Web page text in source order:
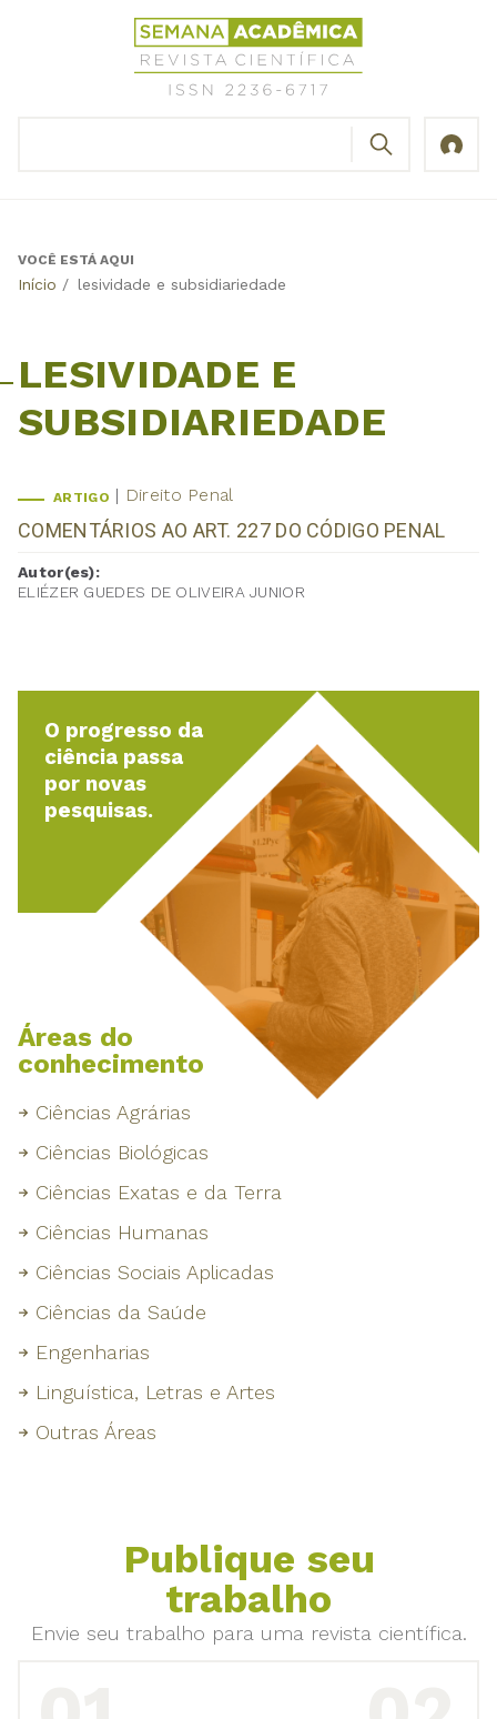
Revista
Científica
Semana
Back
VOCÊ ESTÁ AQUI
Início / lesividade e subsidiariedade
LESIVIDADE E
SUBSIDIARIEDADE
ARTIGO Direito Penal
COMENTÁRIOS AO ART. 227 DO CÓDIGO PENAL
Autor(es):
ELIÉZER GUEDES DE OLIVEIRA JUNIOR
O progresso da
ciência passa
por novas
pesquisas.
Áreas do
conhecimento
Ciências Agrárias
Ciências Biológicas
Ciências Exatas e da Terra
Ciências Humanas
Ciências Sociais Aplicadas
Ciências da Saúde
Engenharias
Linguística, Letras e Artes
Outras Áreas
Publique seu
trabalho
Envie seu trabalho para uma revista científica.